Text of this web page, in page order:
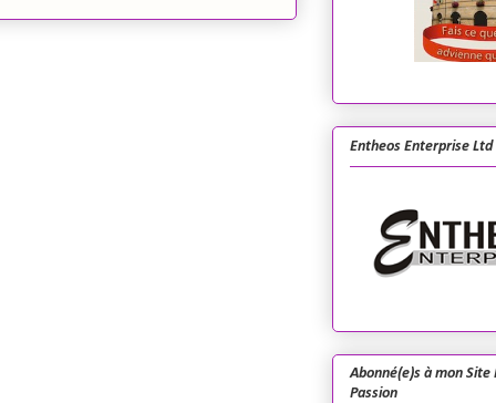
Entheos Enterprise Ltd
Abonné(e)s à mon
Passion